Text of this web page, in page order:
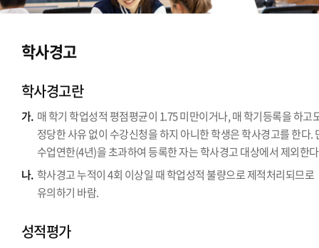
학사경고
학사경고란
가. 매 학기 학업성적 평점평균이 1.75 미만이거나, 매 학기등록을 하고
정당한 사유 없이 수강신청을 하지 아니한 학생은 학사경고를 한다.
수업연한(4년)을 초과하여 등록한 자는 학사경고 대상에서 제외한
나. 학사경고 누적이 4회 이상일 때 학업성적 불량으로 제적처리되므로
유의하기 바람.
성적평가